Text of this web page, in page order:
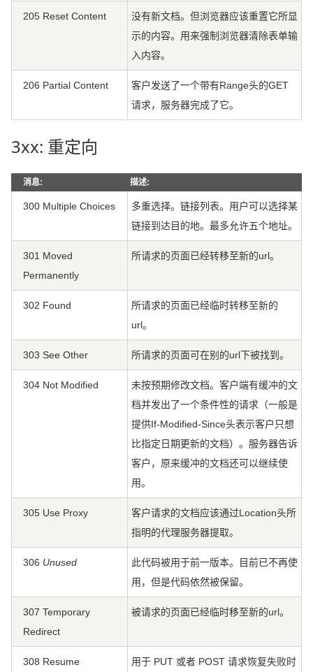
205 Reset Content
没有新文档。但浏览器应该重置它所显
示的内容。用来强制浏览器清除表单输
入内容。
206 Partial Content
客户发送了一个带有Range头的GET
请求，服务器完成了它。
3xx: 重定向
消息: 描述:
300 Multiple Choices
多重选择。链接列表。用户可以选择某
链接到达目的地。最多允许五个地址。
301 Moved
Permanently
所请求的页面已经转移至新的url。
302 Found
所请求的页面已经临时转移至新的
url。
303 See Other 所请求的页面可在别的url下被找到。
304 Not Modified
未按预期修改文档。客户端有缓冲的文
档并发出了一个条件性的请求（一般是
提供If-Modified-Since头表示客户只想
比指定日期更新的文档）。服务器告诉
客户，原来缓冲的文档还可以继续使
用。
305 Use Proxy
客户请求的文档应该通过Location头所
指明的代理服务器提取。
306 Unused
此代码被用于前一版本。目前已不再使
用，但是代码依然被保留。
307 Temporary
Redirect
被请求的页面已经临时移至新的url。
308 Resume 用于 PUT 或者 POST 请求恢复失败时